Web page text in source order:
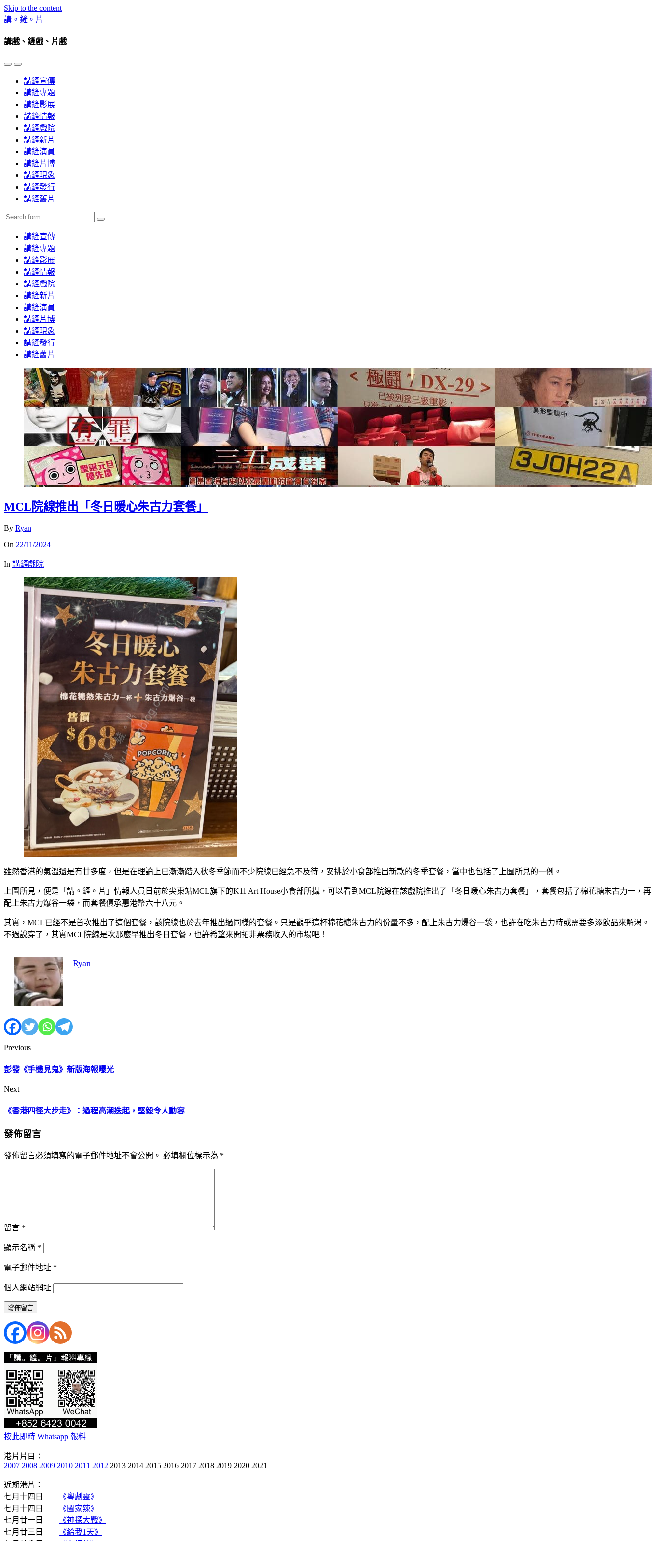
Skip to the content
講。鏟。片
講戲、鏟戲、片戲
Toggle
mobile
Toggle
search
field
講鏟宣傳
講鏟專題
講鏟影展
講鏟情報
講鏟戲院
講鏟新片
講鏟演員
講鏟片博
講鏟現象
講鏟發行
講鏟舊片
Search
講鏟宣傳
講鏟專題
講鏟影展
講鏟情報
講鏟戲院
講鏟新片
講鏟演員
講鏟片博
講鏟現象
講鏟發行
講鏟舊片
MCL院線推出「冬日暖心朱古力套餐」
By Ryan
On 22/11/2024
In 講鏟戲院
雖然香港的氣溫還是有廿多度，但是在理論上已漸漸踏入秋冬季節而不少院線已經急不及待，安排於小食部推出新款的冬季套餐，當中也包括了上圖所見的一例。
上圖所見，便是「講。鏟。片」情報人員日前於尖東站MCL旗下的K11 Art House小食部所攝，可以看到MCL院線在該戲院推出了「冬日暖心朱古力套餐」，套餐包括了棉花糖朱古力一，再
配上朱古力爆谷一袋，而套餐價承惠港幣六十八元。
其實，MCL已經不是首次推出了這個套餐，該院線也於去年推出過同樣的套餐。只是觀乎這杯棉花糖朱古力的份量不多，配上朱古力爆谷一袋，也許在吃朱古力時或需要多添飲品來解渴。
不過說穿了，其實MCL院線是次那麼早推出冬日套餐，也許希望來開拓非票務收入的市場吧！
Ryan
Previous
彭發《手機見鬼》新版海報曝光
Next
《香港四徑大步走》：過程高潮迭起，堅毅令人動容
發佈留言
發佈留言必須填寫的電子郵件地址不會公開。 必填欄位標示為 *
留言 *
顯示名稱 *
電子郵件地址 *
個人網站網址
按此即時 Whatsapp 報料
港片片目：
2007 2008 2009 2010 2011 2012 2013 2014 2015 2016 2017 2018 2019 2020 2021
近期港片：
七月十四日
《粵劇靈》
七月十四日
《闔家辣》
七月廿一日
《神探大戰》
七月廿三日
《給我1天》